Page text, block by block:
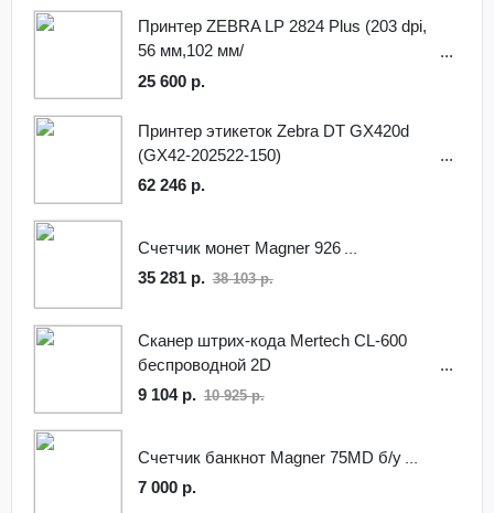
Принтер ZEBRA LP 2824 Plus (203 dpi,
56 мм,102 мм/
сек,)RS232,USB,отделитель
25 600 р.
Принтер этикеток Zebra DT GX420d
(GX42-202522-150)
62 246 р.
Счетчик монет Magner 926
35 281 р. 38 103 р.
Сканер штрих-кода Mertech CL-600
беспроводной 2D
9 104 р. 10 925 р.
Счетчик банкнот Magner 75MD б/у
7 000 р.